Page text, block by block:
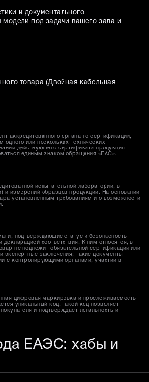
и документального
под задачи вашего зала и
товара (Двойная кабельная
аккредитованного органа по сертификации,
одного или нескольких технических
действующего сертификата продукция
единым знаком обращения «EAC».
испытательной лаборатории, в
и измерений образцов продукции. На основании
установленным требованиям и о возможности
подтверждающие статус и безопасность
соответствия. К ним относятся, в
не подлежит обязательной сертификации или
экспертные заключения; такие документы
с контролирующими органами, участии в
цифровая маркировка и прослеживаемость
уникальный код. Такой код позволяет
и подтверждает легальность и
ЕАЭС: хабы и